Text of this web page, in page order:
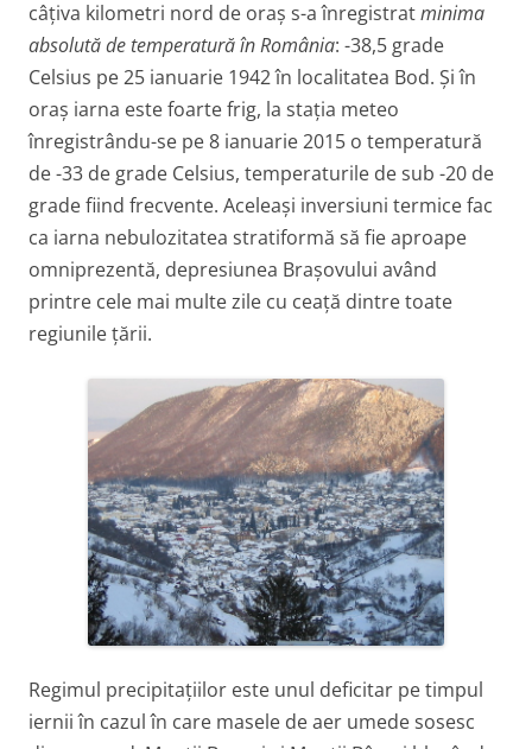
câțiva kilometri nord de oraș s-a înregistratminima
absolută de temperatură în România: -38,5 grade
Celsius pe 25 ianuarie 1942 în localitatea Bod. Și în
oraș iarna este foarte frig, la stația meteo
înregistrându-se pe 8 ianuarie 2015 o temperatură
de -33 de grade Celsius, temperaturile de sub -20 de
grade fiind frecvente. Aceleași inversiuni termice fac
ca iarna nebulozitatea stratiformă să fie aproape
omniprezentă, depresiunea Brașovului având
printre cele mai multe zile cu ceață dintre toate
regiunile țării.
Regimul precipitațiilor este unul deficitar pe timpul
iernii în cazul în care masele de aer umede sosesc